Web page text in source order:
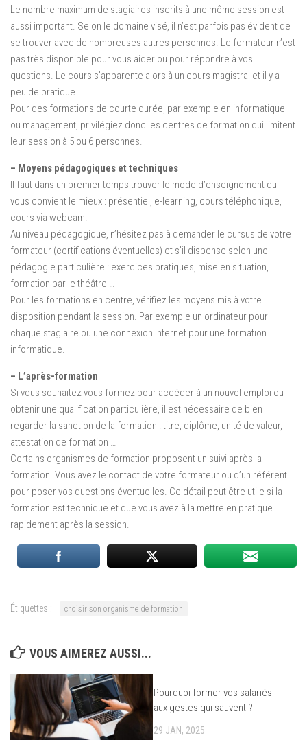
Le nombre maximum de stagiaires inscrits à une même session est
aussi important. Selon le domaine visé, il n’est parfois pas évident de
se trouver avec de nombreuses autres personnes. Le formateur n’est
pas très disponible pour vous aider ou pour répondre à vos
questions. Le cours s’apparente alors à un cours magistral et il y a
peu de pratique.
Pour des formations de courte durée, par exemple en informatique
ou management, privilégiez donc les centres de formation qui limitent
leur session à 5 ou 6 personnes.
– Moyens pédagogiques et techniques
Il faut dans un premier temps trouver le mode d’enseignement qui
vous convient le mieux : présentiel, e-learning, cours téléphonique,
cours via webcam.
Au niveau pédagogique, n’hésitez pas à demander le cursus de votre
formateur (certifications éventuelles) et s’il dispense selon une
pédagogie particulière : exercices pratiques, mise en situation,
formation par le théâtre …
Pour les formations en centre, vérifiez les moyens mis à votre
disposition pendant la session. Par exemple un ordinateur pour
chaque stagiaire ou une connexion internet pour une formation
informatique.
– L’après-formation
Si vous souhaitez vous formez pour accéder à un nouvel emploi ou
obtenir une qualification particulière, il est nécessaire de bien
regarder la sanction de la formation : titre, diplôme, unité de valeur,
attestation de formation …
Certains organismes de formation proposent un suivi après la
formation. Vous avez le contact de votre formateur ou d’un référent
pour poser vos questions éventuelles. Ce détail peut être utile si la
formation est technique et que vous avez à la mettre en pratique
rapidement après la session.
Étiquettes : choisir son organisme de formation
VOUS AIMEREZ AUSSI...
Pourquoi former vos salariés
aux gestes qui sauvent ?
29 JAN, 2025